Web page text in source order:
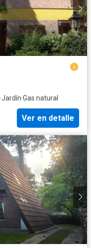
·Jardín·Gas natural
Ver en detalle